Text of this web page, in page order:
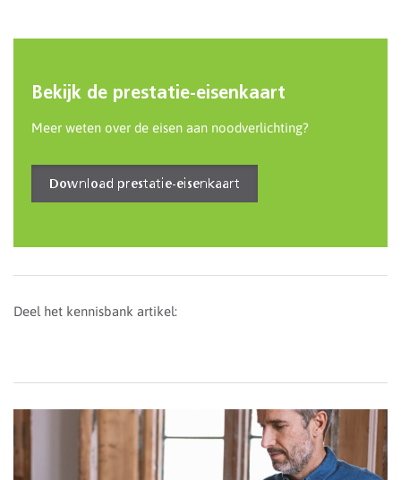
Bekijk de prestatie-eisenkaart
Meer weten over de eisen aan noodverlichting?
Download prestatie-eisenkaart
Deel het kennisbank artikel: